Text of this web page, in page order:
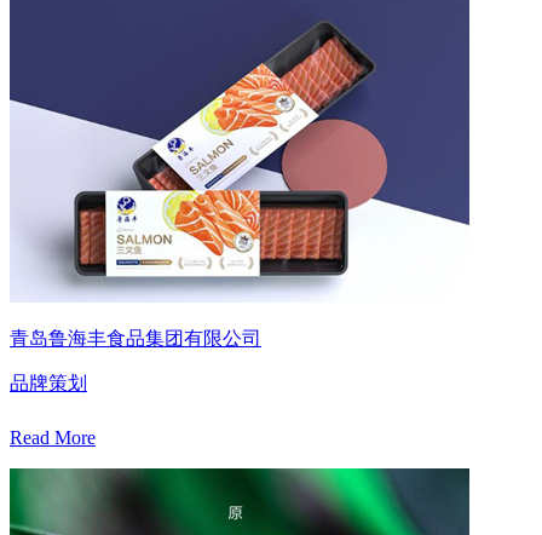
青岛鲁海丰食品集团有限公司
品牌策划
Read More